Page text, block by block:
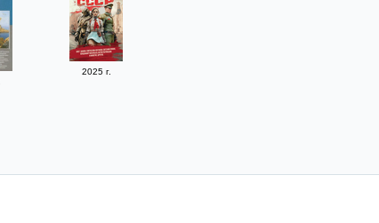
2025 г.